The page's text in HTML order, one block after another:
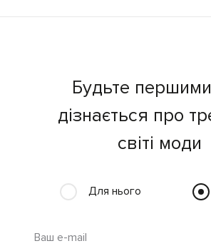
Будьте
дізнається про
світі моди
Для нього
Ваш e-mail